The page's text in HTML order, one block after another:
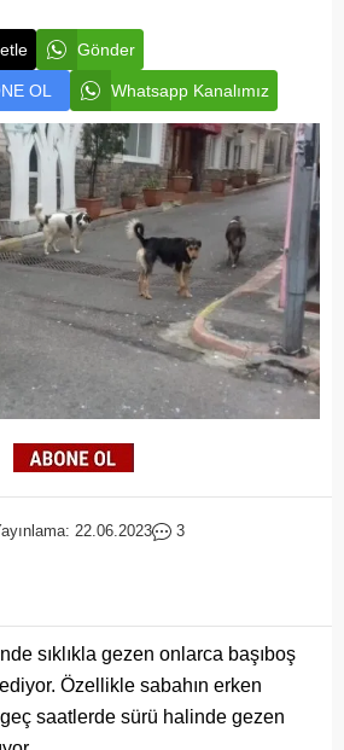
Gönder
OL Whatsapp Kanalımız
22.06.2023 3
sıklıkla gezen onlarca başıboş
Özellikle sabahın erken
saatlerde sürü halinde gezen